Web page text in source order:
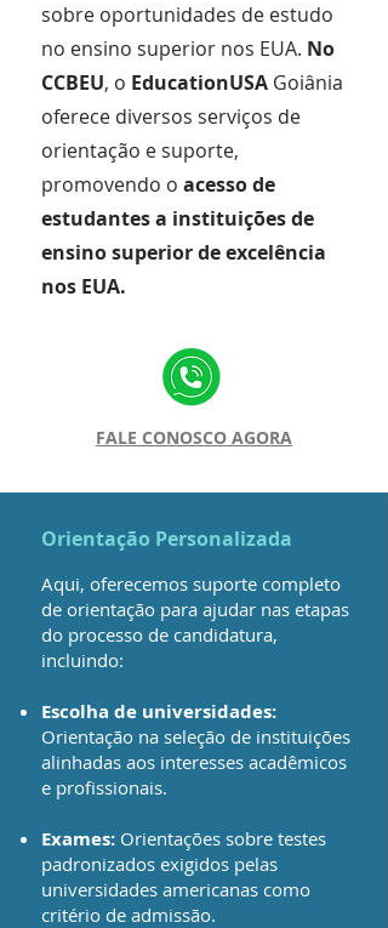
sobre oportunidades de estudo
no ensino superior nos EUA. No
CCBEU, o EducationUSA Goiânia
oferece diversos serviços de
orientação e suporte,
promovendo o acesso de
estudantes a instituições de
ensino superior de excelência
nos EUA.
FALE CONOSCO AGORA
Orientação Personalizada
Aqui, oferecemos suporte completo
de orientação para ajudar nas etapas
do processo de candidatura,
incluindo:
Escolha de universidades:
Orientação na seleção de instituições
alinhadas aos interesses acadêmicos
e profissionais.
Exames: Orientações sobre testes
padronizados exigidos pelas
universidades americanas como
critério de admissão.